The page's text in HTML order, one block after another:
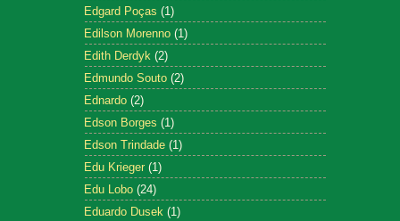
Edgard Poças (1)
Edilson Morenno (1)
Edith Derdyk (2)
Edmundo Souto (2)
Ednardo (2)
Edson Borges (1)
Edson Trindade (1)
Edu Krieger (1)
Edu Lobo (24)
Eduardo Dusek (1)